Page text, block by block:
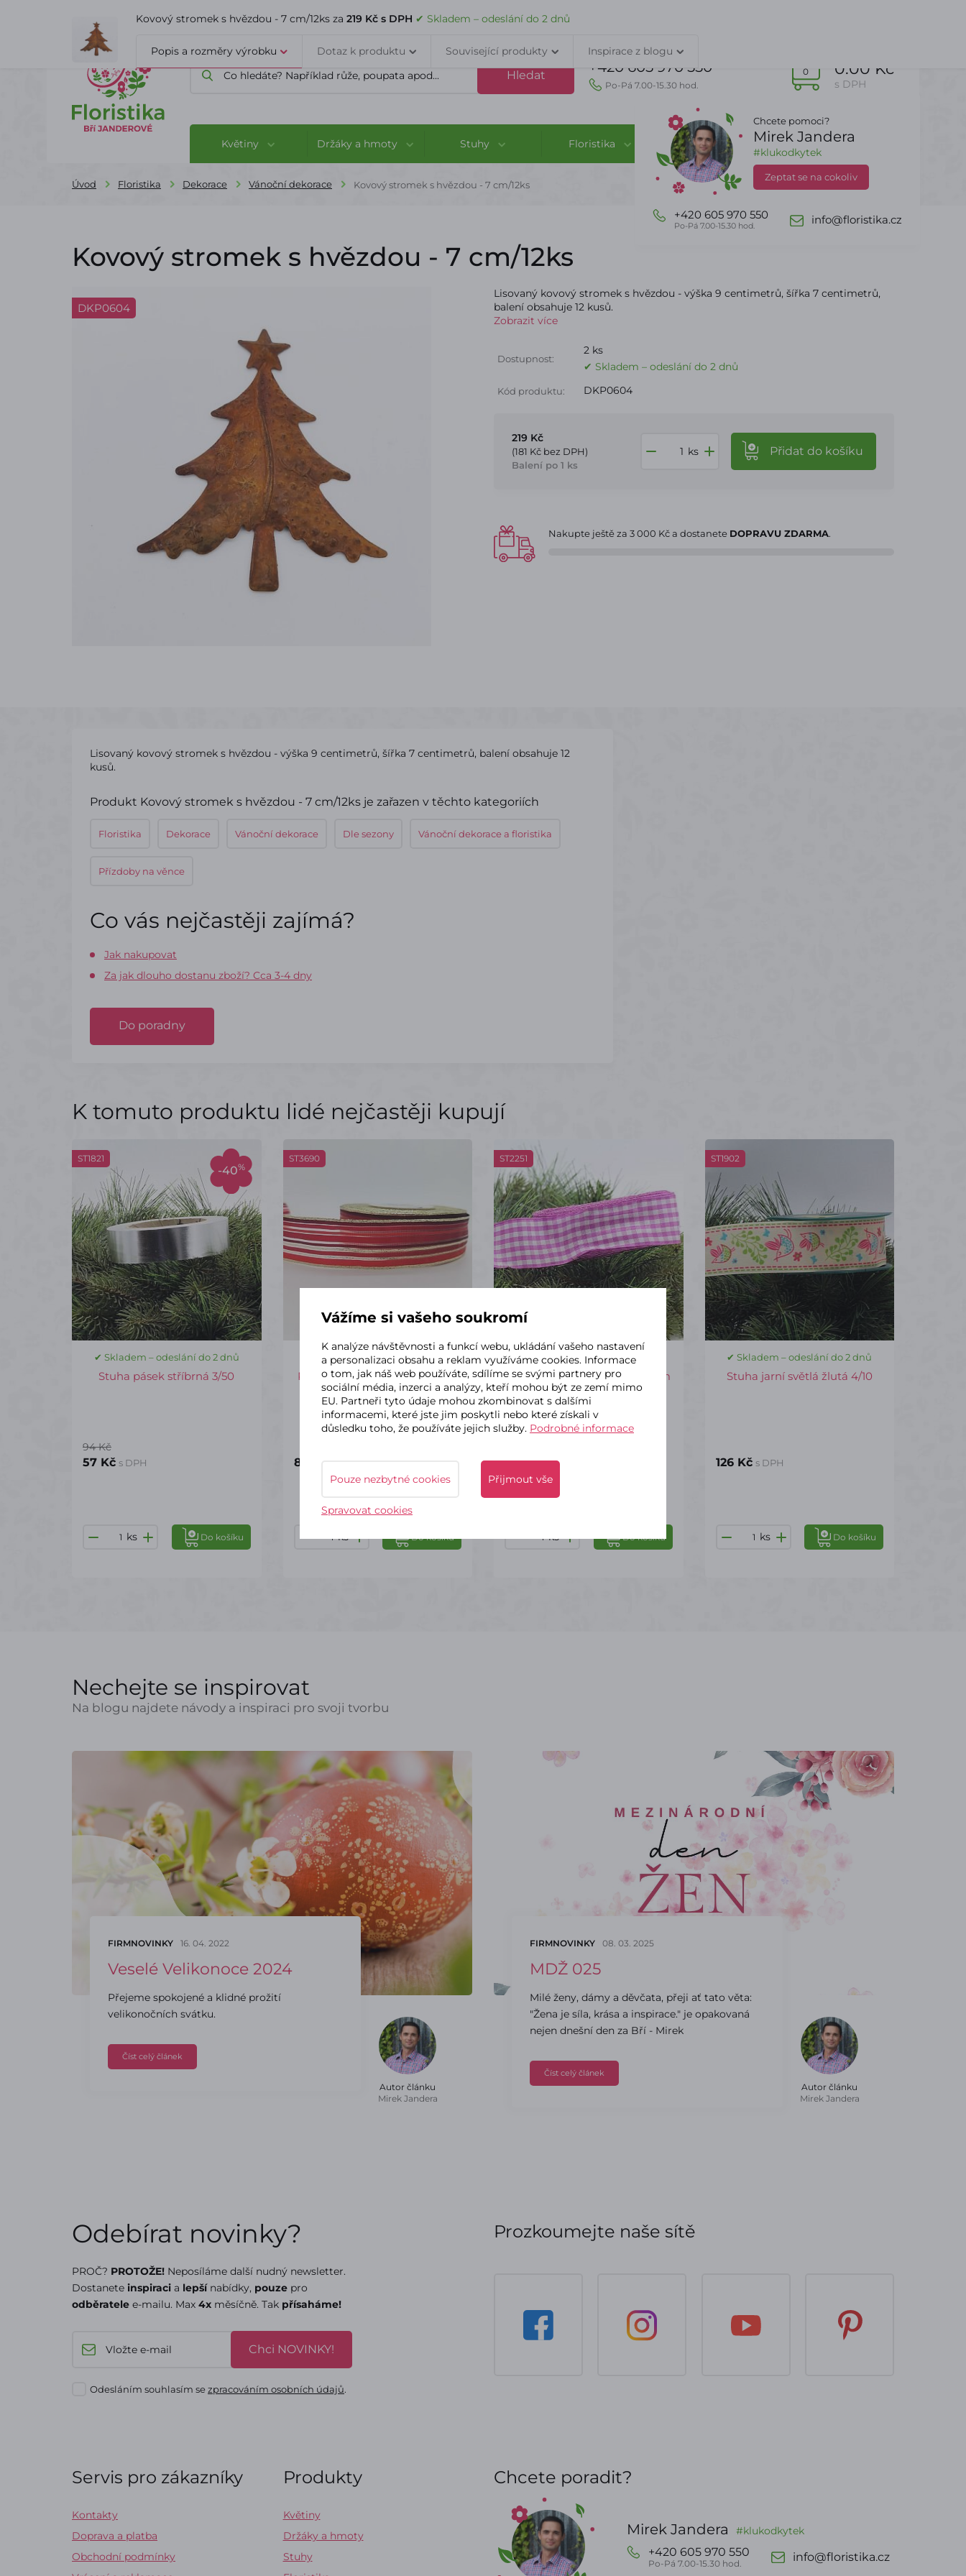
ÚVOD O FIRMĚ BLOG VELKOOBCHOD DOPRAVA A PLATBA PORADNA
Hledat +420 605 970 550
Po-Pá 7.00-15.30 hod.
0 0.00 Kč
s DPH
Květiny Držáky a hmoty Stuhy Floristika Dle sezony DealZone
Úvod Floristika Dekorace Vánoční dekorace Kovový stromek s hvězdou - 7 cm/12ks
Kovový stromek s hvězdou - 7 cm/12ks
DKP0604
Lisovaný kovový stromek s hvězdou - výška 9 centimetrů, šířka 7 centimetrů,
balení obsahuje 12 kusů.
Zobrazit více
Dostupnost:
2 ks
✔ Skladem – odeslání do 2 dnů
Kód produktu: DKP0604
219 Kč
(181 Kč bez DPH)
Balení po 1 ks
ks Přidat do košíku
Nakupte ještě za 3 000 Kča dostanete DOPRAVU ZDARMA.
Kovový stromek s hvězdou - 7 cm/12ks za 219 Kč s DPH ✔ Skladem – odeslání do 2 dnů
Popis a rozměry výrobku Dotaz k produktu Související produkty Inspirace z blogu
Lisovaný kovový stromek s hvězdou - výška 9 centimetrů, šířka 7 centimetrů, balení obsahuje 12
kusů.
Produkt Kovový stromek s hvězdou - 7 cm/12ks je zařazen v těchto kategoriích
Floristika Dekorace Vánoční dekorace Dle sezony Vánoční dekorace a floristika
Přízdoby na věnce
Co vás nejčastěji zajímá?
Jak nakupovat
Za jak dlouho dostanu zboží? Cca 3-4 dny
Do poradny
Chcete pomoci?
Mirek Jandera
#klukodkytek
Zeptat se na cokoliv
+420 605 970 550
Po-Pá 7.00-15.30 hod. info@floristika.cz
K tomuto produktu lidé nejčastěji kupují
-40%
ST1821
✔ Skladem – odeslání do 2 dnů
Stuha pásek stříbrná 3/50
94 Kč
57 Kč s DPH
ks Do košíku
ST3690
✔ Skladem – odeslání do 2 dnů
Plátnová stuha s monofilem a
drátem 2,5/25
1 Varianta
80 Kč
ks Do košíku
ST2251
✔ Skladem – odeslání do 2 dnů
Stuha kostka bílorůžová 4/10m
98 Kč s DPH
ks Do košíku
ST1902
✔ Skladem – odeslání do 2 dnů
Stuha jarní světlá žlutá 4/10
126 Kč s DPH
ks Do košíku
Nechejte se inspirovat
Na blogu najdete návody a inspiraci pro svoji tvorbu
FIRMNOVINKY 16. 04. 2022
Veselé Velikonoce 2024
Přejeme spokojené a klidné prožití
velikonočních svátku.
Číst celý článek
Autor článku
Mirek Jandera
FIRMNOVINKY 08. 03. 2025
MDŽ 025
Milé ženy, dámy a děvčata, přeji ať tato věta:
"Žena je síla, krása a inspirace." je opakovaná
nejen dnešní den za Bří - Mirek
Číst celý článek
Autor článku
Mirek Jandera
Odebírat novinky?
PROČ? PROTOŽE! Neposíláme další nudný newsletter.
Dostanete inspiraci a lepšínabídky, pouze pro
odběratele e-mailu. Max 4x měsíčně. Tak přísaháme!
Chci NOVINKY!
Odesláním souhlasím sezpracováním osobních údajů.
Prozkoumejte naše sítě
Servis pro zákazníky
Kontakty
Doprava a platba
Obchodní podmínky
Produkty
Květiny
Držáky a hmoty
Stuhy
Chcete poradit?
Mirek Jandera #klukodkytek
+420 605 970 550
Po-Pá 7.00-15.30 hod. info@floristika.cz
Vážíme si vašeho soukromí
K analýze návštěvnosti a funkcí webu, ukládání vašeho nastavení
a personalizaci obsahu a reklam využíváme cookies. Informace
o tom, jak náš web používáte, sdílíme se svými partnery pro
sociální média, inzerci a analýzy, kteří mohou být ze zemí mimo
EU. Partneři tyto údaje mohou zkombinovat s dalšími
informacemi, které jste jim poskytli nebo které získali v
důsledku toho, že používáte jejich služby. Podrobné informace
Pouze nezbytné cookies Přijmout vše
Spravovat cookies